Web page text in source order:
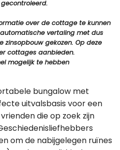
over de cottage te kunnen
vertaling met dus
zinsopbouw gekozen. Op deze
cottages aanbieden.
mogelijk te hebben
bungalow met
uitvalsbasis voor een
die op zoek zijn
om de nabijgelegen ruïnes